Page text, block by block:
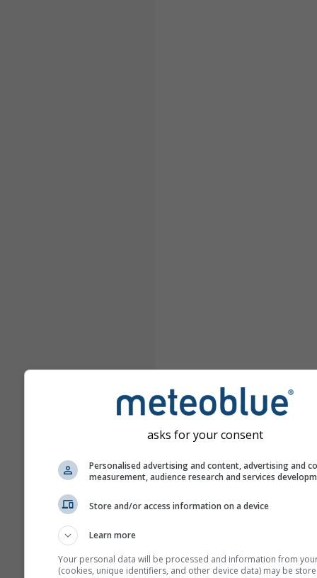
asks for your consent
Personalised advertising and content, advertising and
measurement, audience research and services
Store and/or access information on a device
Learn more
Your personal data will be processed and information from
(cookies, unique identifiers, and other device data) may be